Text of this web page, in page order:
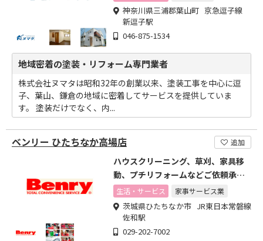
神奈川県三浦郡葉山町 京急逗子線
新逗子駅
046-875-1534
地域密着の塗装・リフォーム専門業者
株式会社ヌマタは昭和32年の創業以来、塗装工事を中心に逗
子、葉山、鎌倉の地域に密着してサービスを提供していま
す。 塗装だけでなく、内...
ベンリー ひたちなか高場店 追加
ハウスクリーニング、草刈、家具移
動、プチリフォームなどご依頼承り
ます
生活・サービス 家事サービス業
茨城県ひたちなか市 JR東日本常磐線
佐和駅
029-202-7002